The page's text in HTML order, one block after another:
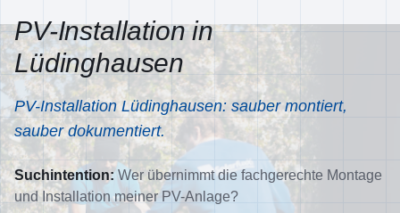
Photovoltaik
Wallbox
Stromspeicher
Wärmepumpen
Klimaanlagen
Unternehmen
PV-Installation in
Lüdinghausen
PV-Installation Lüdinghausen: sauber montiert,
sauber dokumentiert.
Suchintention: Wer übernimmt die fachgerechte Montage
und Installation meiner PV-Anlage?